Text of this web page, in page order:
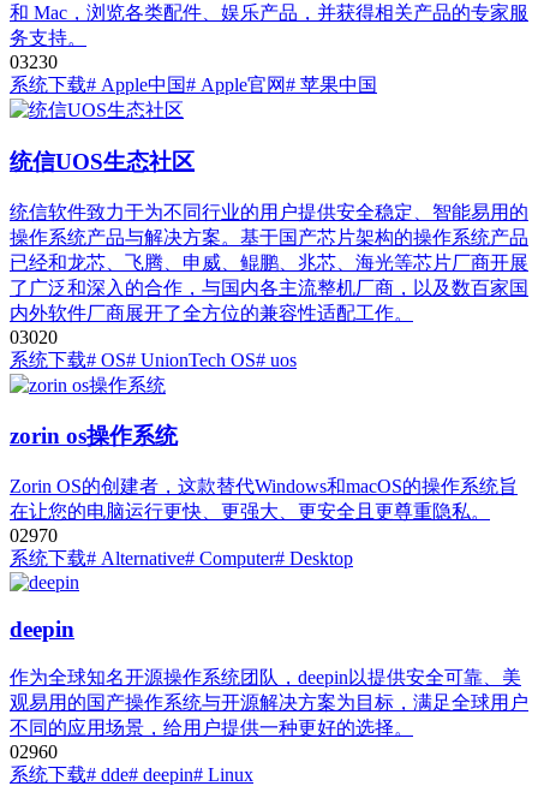
和 Mac，浏览各类配件、娱乐产品，并获得相关产品的专家服
务支持。
03230
系统下载# Apple中国# Apple官网# 苹果中国
统信UOS生态社区
统信软件致力于为不同行业的用户提供安全稳定、智能易用的
操作系统产品与解决方案。基于国产芯片架构的操作系统产品
已经和龙芯、飞腾、申威、鲲鹏、兆芯、海光等芯片厂商开展
了广泛和深入的合作，与国内各主流整机厂商，以及数百家国
内外软件厂商展开了全方位的兼容性适配工作。
03020
系统下载# OS# UnionTech OS# uos
zorin os操作系统
Zorin OS的创建者，这款替代Windows和macOS的操作系统旨
在让您的电脑运行更快、更强大、更安全且更尊重隐私。
02970
系统下载# Alternative# Computer# Desktop
deepin
作为全球知名开源操作系统团队，deepin以提供安全可靠、美
观易用的国产操作系统与开源解决方案为目标，满足全球用户
不同的应用场景，给用户提供一种更好的选择。
02960
系统下载# dde# deepin# Linux